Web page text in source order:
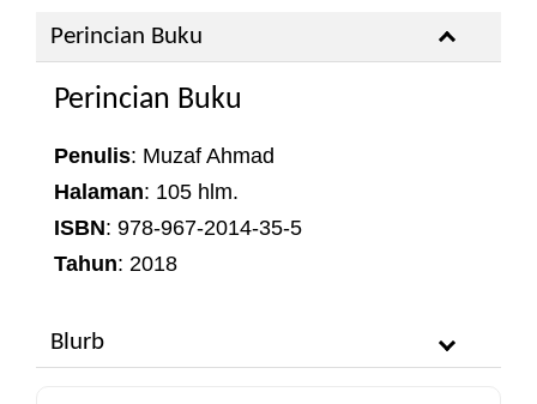
Perincian Buku
Perincian Buku
Penulis: Muzaf Ahmad
Halaman: 105 hlm.
ISBN: 978-967-2014-35-5
Tahun: 2018
Blurb